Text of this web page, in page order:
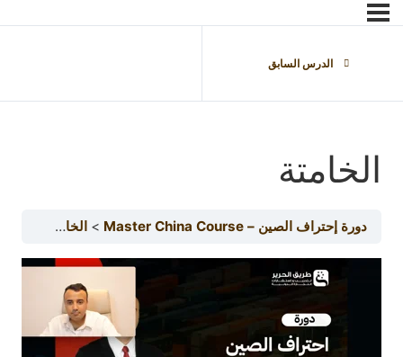
الدرس السابق
الخامتة
دورة إحتراف الصين – Master China Course الخامتة